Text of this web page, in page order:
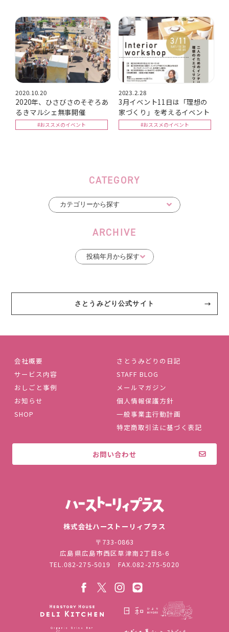
2020.10.20
2020年、ひさびさのそぞろあ
るきマルシェ無事開催
#おススメのイベント
2023.2.28
3月イベント11日は「理想の
家づくり」を考えるイベント
#おススメのイベント
CATEGORY
ARCHIVE
さとうみどり公式サイト
会社概要
サービス内容
おしごと事例
お知らせ
SHOP
さとうみどりの日記
STAFF BLOG
メールマガジン
個人情報保護方針
一般事業主行動計画
特定商取引法に基づく表記
お問い合わせ
株式会社ハーストーリィプラス
〒733-0863
広島県広島市西区草津南2丁目8-6
TEL.082-275-5019 FAX.082-275-5020